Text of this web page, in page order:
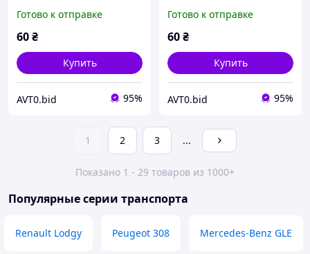
7700812930 6001548742
Готово к отправке
60₴
Купить
AVT0.bid 95%
7700812930 600154874
Готово к отправке
60₴
Купить
AVT0.bid 95%
1 2 3 ...
Показано 1 - 29 товаров из 1000+
Популярные серии транспорта
Renault Lodgy Peugeot 308 Mercedes-Benz GLE